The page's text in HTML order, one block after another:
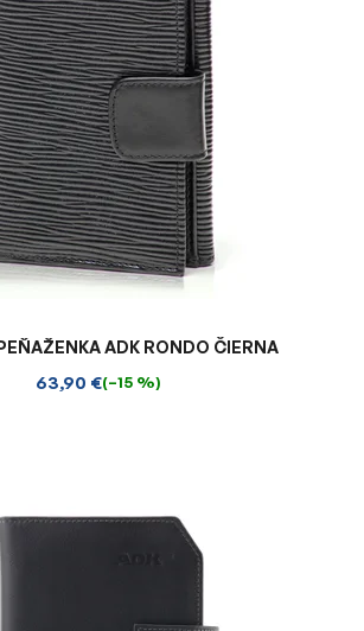
ADK RONDO ČIERNA
63,90 €(–15 %)